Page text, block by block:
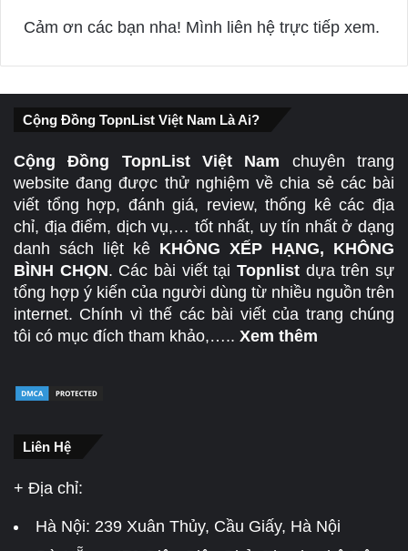
Cảm ơn các bạn nha! Mình liên hệ trực tiếp xem.
Cộng Đồng TopnList Việt Nam Là Ai?
Cộng Đồng TopnList Việt Nam chuyên trang
website đang được thử nghiệm về chia sẻ các bài
viết tổng hợp, đánh giá, review, thống kê các địa
chỉ, địa điểm, dịch vụ,… tốt nhất, uy tín nhất ở dạng
danh sách liệt kê KHÔNG XẾP HẠNG, KHÔNG
BÌNH CHỌN. Các bài viết tạiTopnlist dựa trên sự
tổng hợp ý kiến của người dùng từ nhiều nguồn trên
internet. Chính vì thế các bài viết của trang chúng
tôi có mục đích tham khảo,….. Xem thêm
Liên Hệ
+ Địa chỉ:
Hà Nội: 239 Xuân Thủy, Cầu Giấy, Hà Nội